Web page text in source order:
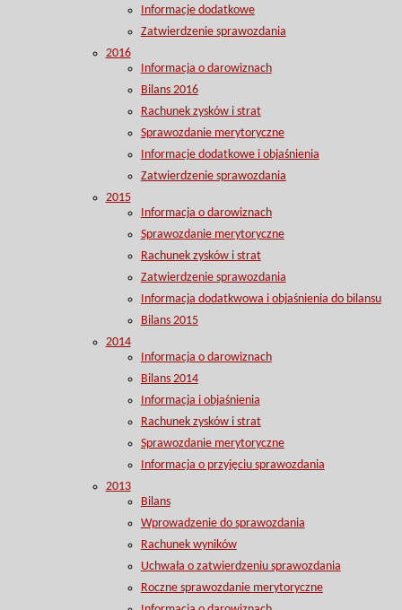
Informacje dodatkowe
Zatwierdzenie sprawozdania
2016
Informacja o darowiznach
Bilans 2016
Rachunek zysków i strat
Sprawozdanie merytoryczne
Informacje dodatkowe i objaśnienia
Zatwierdzenie sprawozdania
2015
Informacja o darowiznach
Sprawozdanie merytoryczne
Rachunek zysków i strat
Zatwierdzenie sprawozdania
Informacja dodatkwowa i objaśnienia do bilansu
Bilans 2015
2014
Informacja o darowiznach
Bilans 2014
Informacja i objaśnienia
Rachunek zysków i strat
Sprawozdanie merytoryczne
Informacja o przyjęciu sprawozdania
2013
Bilans
Wprowadzenie do sprawozdania
Rachunek wyników
Uchwała o zatwierdzeniu sprawozdania
Roczne sprawozdanie merytoryczne